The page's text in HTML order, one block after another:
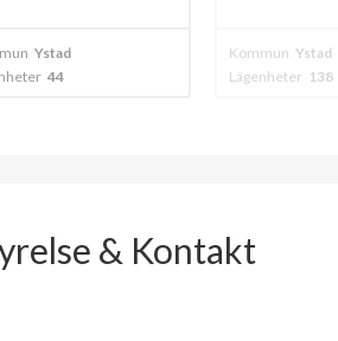
Ystad
138
Kommun Ystad
Lägenheter 66
& Kontakt